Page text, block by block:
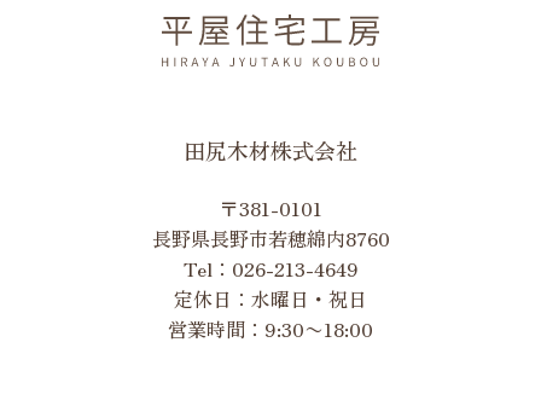
田尻木材株式会社
〒381-0101
長野県長野市若穂綿内8760
Tel： 026-213-4649
定休日：水曜日・祝日
営業時間：9:30〜18:00